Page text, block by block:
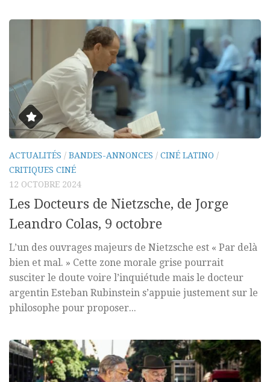
ACTUALITÉS / BANDES-ANNONCES / CINÉ LATINO /
CRITIQUES CINÉ
12 OCTOBRE 2024
Les Docteurs de Nietzsche, de Jorge
Leandro Colas, 9 octobre
L’un des ouvrages majeurs de Nietzsche est « Par delà
bien et mal. » Cette zone morale grise pourrait
susciter le doute voire l’inquiétude mais le docteur
argentin Esteban Rubinstein s’appuie justement sur le
philosophe pour proposer...